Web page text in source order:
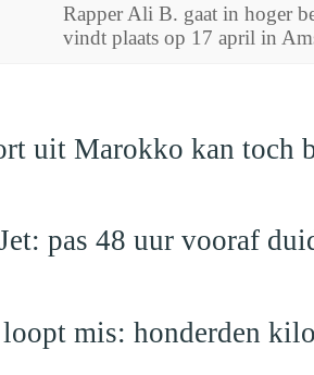
Rapper Ali B. gaat in hoger
vindt plaats op 17 april in
uit Marokko kan toch
pas 48 uur vooraf
mis: honderden